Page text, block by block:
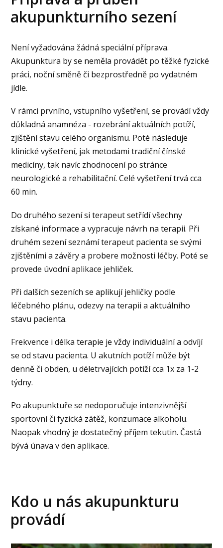
akupunkturního sezení
Není vyžadována žádná speciální příprava.
Akupunktura by se neměla provádět po těžké fyzické
práci, noční směně či bezprostředně po vydatném
jídle.
V rámci prvního, vstupního vyšetření, se provádí vždy
důkladná anamnéza - rozebrání aktuálních potíží,
zjištění stavu celého organismu. Poté následuje
klinické vyšetření, jak metodami tradiční čínské
medicíny, tak navíc zhodnocení po stránce
neurologické a rehabilitační. Celé vyšetření trvá cca
60 min.
Do druhého sezení si terapeut setřídí všechny
získané informace a vypracuje návrh na terapii. Při
druhém sezení seznámí terapeut pacienta se svými
zjištěními a závěry a probere možnosti léčby. Poté se
provede úvodní aplikace jehliček.
Při dalších sezeních se aplikují jehličky podle
léčebného plánu, odezvy na terapii a aktuálního
stavu pacienta.
Frekvence i délka terapie je vždy individuální a odvíjí
se od stavu pacienta. U akutních potíží může být
denně či obden, u déletrvajících potíží cca 1x za 1-2
týdny.
Po akupunktuře se nedoporučuje intenzivnější
sportovní či fyzická zátěž, konzumace alkoholu.
Naopak vhodný je dostatečný příjem tekutin. Častá
bývá únava v den aplikace.
Kdo u nás akupunkturu
provádí